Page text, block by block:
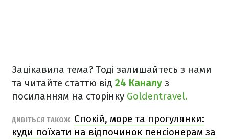
Зацікавила тема? Тоді залишайтесь з нами
та читайте статтю від 24 Каналу з
посиланням на сторінку Goldentravel.
ДИВІТЬСЯ ТАКОЖ Спокій, море та прогулянки:
куди поїхати на відпочинок пенсіонерам за